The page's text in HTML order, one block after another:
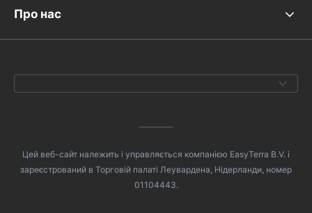
Про нас
Цей веб-сайт належить і управляється компанією EasyTerra B.V. і
зареєстрований в Торговій палаті Леувардена, Нідерланди, номер
01104443.